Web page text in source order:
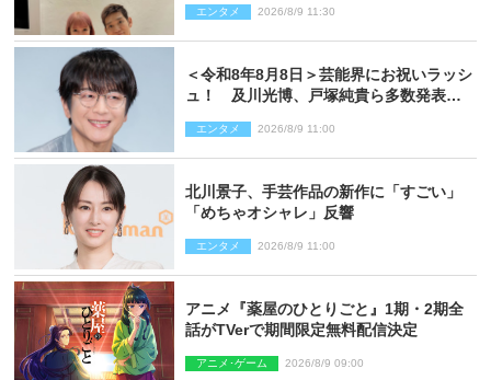
エンタメ 2026/8/9 11:30
＜令和8年8月8日＞芸能界にお祝いラッシ
ュ！ 及川光博、戸塚純貴ら多数発表結
エンタメ 2026/8/9 11:00
北川景子、手芸作品の新作に「すごい」
「めちゃオシャレ」反響
エンタメ 2026/8/9 11:00
アニメ『薬屋のひとりごと』1期・2期全
話がTVerで期間限定無料配信決定
アニメ･ゲーム 2026/8/9 09:00